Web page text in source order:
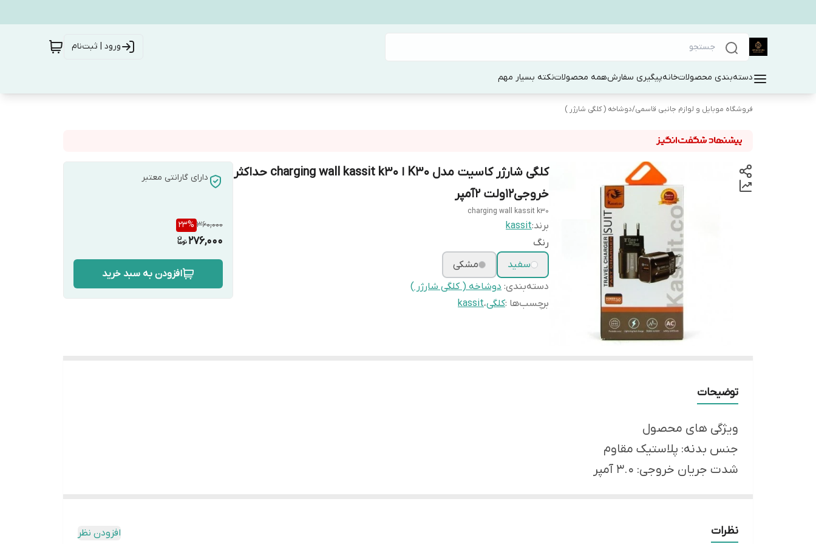
ورود | ثبت‌نام
دسته‌بندی محصولاتخانهپیگیری سفارشهمه محصولاتنکته بسیار مهم
فروشگاه موبایل و لوازم جانبی قاسمی/دوشاخه ( کلگی شارژر )
کلگی شارژر کاسیت مدل K30 ا charging wall kassit k30 حداکثر
خروجی12ولت 2آمپر
charging wall kassit k30
برند:kassit
رنگ
سفید
مشکی
دسته‌بندی: دوشاخه ( کلگی شارژر )
برچسب‌ها :کلگی،kassit
دارای گارانتی معتبر
360,000
23%
276,000
افزودن به سبد خرید
توضیحات
ویژگی های محصول
جنس بدنه: پلاستیک مقاوم
شدت جریان خروجی: 3.0 آمپر
نوع اتصال: باسیم
نظرات افزودن نظر